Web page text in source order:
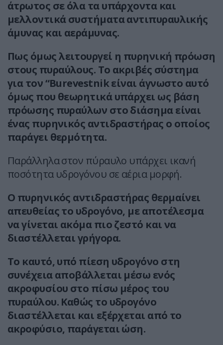
άτρωτος σε όλα τα υπάρχοντα και
μελλοντικά συστήματα αντιπυραυλικής
άμυνας και αεράμυνας.
Πως όμως λειτουργεί η πυρηνική πρόωση
στους πυραύλους. Το ακριβές σύστημα
για τον “Burevestnik είναι άγνωστο αυτό
όμως που θεωρητικά υπάρχει ως βάση
πρόωσης πυραύλων στο διάσημα είναι
ένας πυρηνικός αντιδραστήρας ο οποίος
παράγει θερμότητα.
Παράλληλα στον πύραυλο υπάρχει ικανή
ποσότητα υδρογόνου σε αέρια μορφή.
Ο πυρηνικός αντιδραστήρας θερμαίνει
απευθείας το υδρογόνο, με αποτέλεσμα
να γίνεται ακόμα πιο ζεστό και να
διαστέλλεται γρήγορα.
Το καυτό, υπό πίεση υδρογόνο στη
συνέχεια αποβάλλεται μέσω ενός
ακροφυσίου στο πίσω μέρος του
πυραύλου. Καθώς το υδρογόνο
διαστέλλεται και εξέρχεται από το
ακροφύσιο, παράγεται ώση.